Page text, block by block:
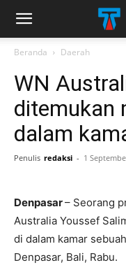
Beranda Daerah
WN
ditemukan
dalam
Penulis redaksi - 1
Denpasar– Seorang
Australia Youssef
di dalam kamar
Denpasar, Bali, Rabu.